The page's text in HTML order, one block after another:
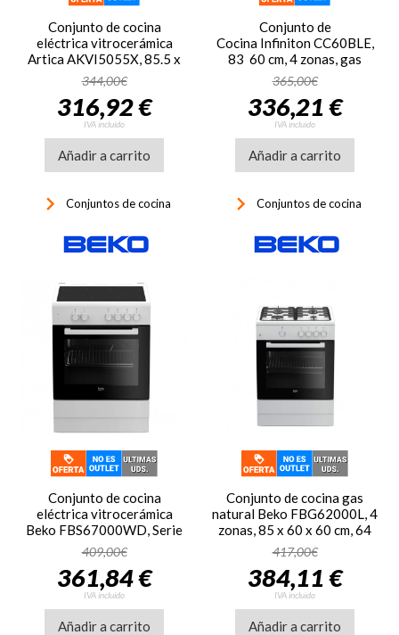
Conjunto de cocina
eléctrica vitrocerámica
Artica AKVI5055X, 85.5 x
50 x 55 cm, 3 zonas vitro,
horno eléctrico, puerta
doble vidrio, acero inox
344,00€
316,92 €
IVA incluido
Añadir a carrito
keyboard_arrow_right Conjuntos de cocina
Conjunto de
Cocina Infiniton CC60BLE,
83 60 cm, 4 zonas, gas
butano, blanco
365,00€
336,21 €
IVA incluido
Añadir a carrito
keyboard_arrow_right Conjuntos de cocina
Conjunto de cocina
eléctrica vitrocerámica
Beko FBS67000WD, Serie
b100, 4 zonas, 85 x 60 x 60
cm, horno eléctrico, 71
litros, SteamShine, 4
funciones, Vapor, luz
halógena, blanco
409,00€
361,84 €
IVA incluido
Añadir a carrito
Conjunto de cocina gas
natural Beko FBG62000L, 4
zonas, 85 x 60 x 60 cm, 64
litros, Grill a gas, tapa
cristal, inox
417,00€
384,11 €
IVA incluido
Añadir a carrito